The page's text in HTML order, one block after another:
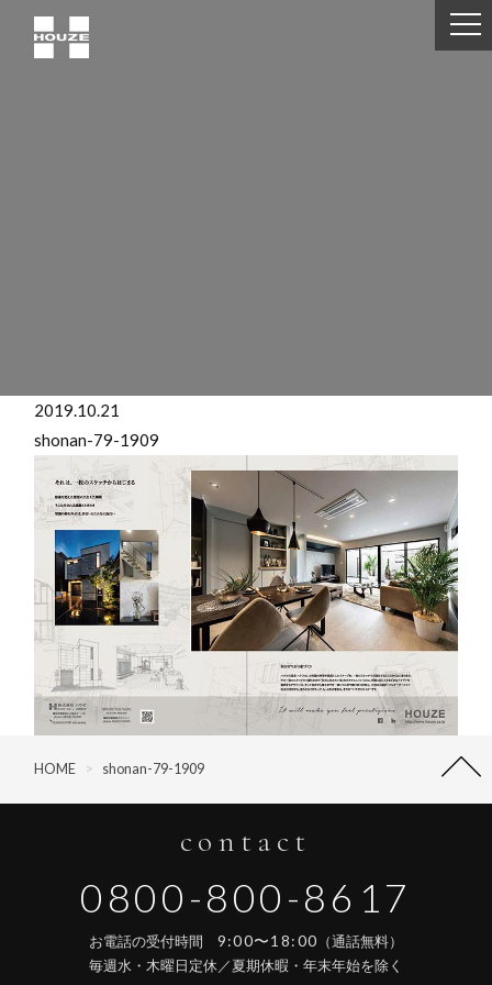
2019.10.21
shonan-79-1909
HOME > shonan-79-1909
contact
0800-800-8617
お電話の受付時間 9:00〜18:00 （通話無料）
毎週水・木曜日定休／夏期休暇・年末年始を除く